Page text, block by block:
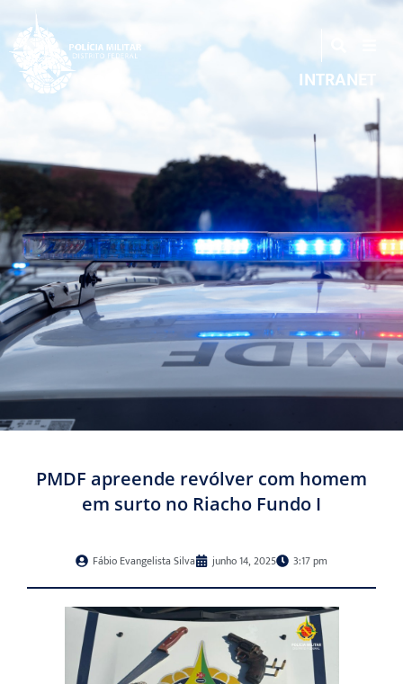
INTRANET
PMDF apreende revólver com homem
em surto no Riacho Fundo I
Fábio Evangelista Silva junho 14, 2025 3:17 pm